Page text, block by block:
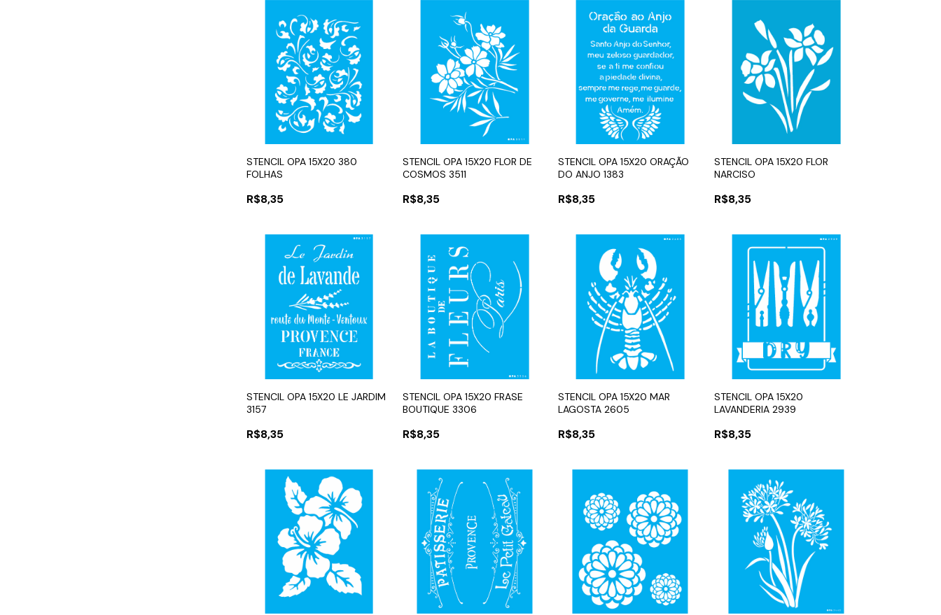
STENCIL OPA 15X20 380
FOLHAS
R$8,35
STENCIL OPA 15X20 FLOR DE
COSMOS 3511
R$8,35
STENCIL OPA 15X20 ORAÇÃO
DO ANJO 1383
R$8,35
STENCIL OPA 15X20 FLOR
NARCISO
R$8,35
STENCIL OPA 15X20 LE JARDIM
3157
R$8,35
STENCIL OPA 15X20 FRASE
BOUTIQUE 3306
R$8,35
STENCIL OPA 15X20 MAR
LAGOSTA 2605
R$8,35
STENCIL OPA 15X20
LAVANDERIA 2939
R$8,35